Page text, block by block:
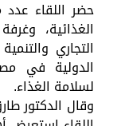
حضر اللقاء
الغذائية،
التجاري
الدولية في
لسلامة الغذاء.
وقال الدكتور